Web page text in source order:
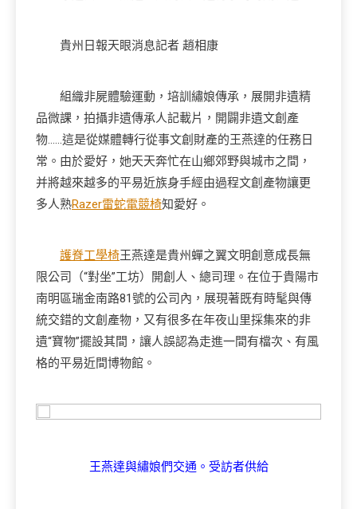
貴州日報天眼消息記者 趙相康
組織非屍體驗運動，培訓繡娘傳承，展開非遺精
品微課，拍攝非遺傳承人記載片，開闢非遺文創產
物……這是從媒體轉行從事文創財產的王燕達的任務日
常。由於愛好，她天天奔忙在山鄉郊野與城市之間，
并將越來越多的平易近族身手經由過程文創產物讓更
多人熟Razer雷蛇電競椅知愛好。
護脊工學椅王燕達是貴州蟬之翼文明創意成長無
限公司（“對坐”工坊）開創人、總司理。在位于貴陽市
南明區瑞金南路81號的公司內，展現著既有時髦與傳
統交錯的文創產物，又有很多在年夜山里採集來的非
遺“寶物”擺設其間，讓人誤認為走進一間有檔次、有風
格的平易近間博物館。
王燕達與繡娘們交通。受訪者供給